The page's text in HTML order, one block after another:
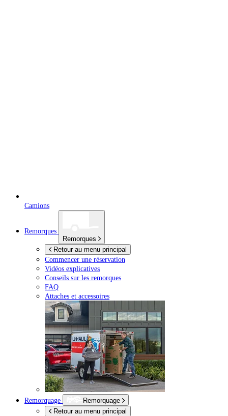
Camions
Remorques
Remorques
Retour au menu principal
Commencer une réservation
Vidéos explicatives
Conseils sur les remorques
FAQ
Attaches et accessoires
Remorquage
Remorquage
Retour au menu principal